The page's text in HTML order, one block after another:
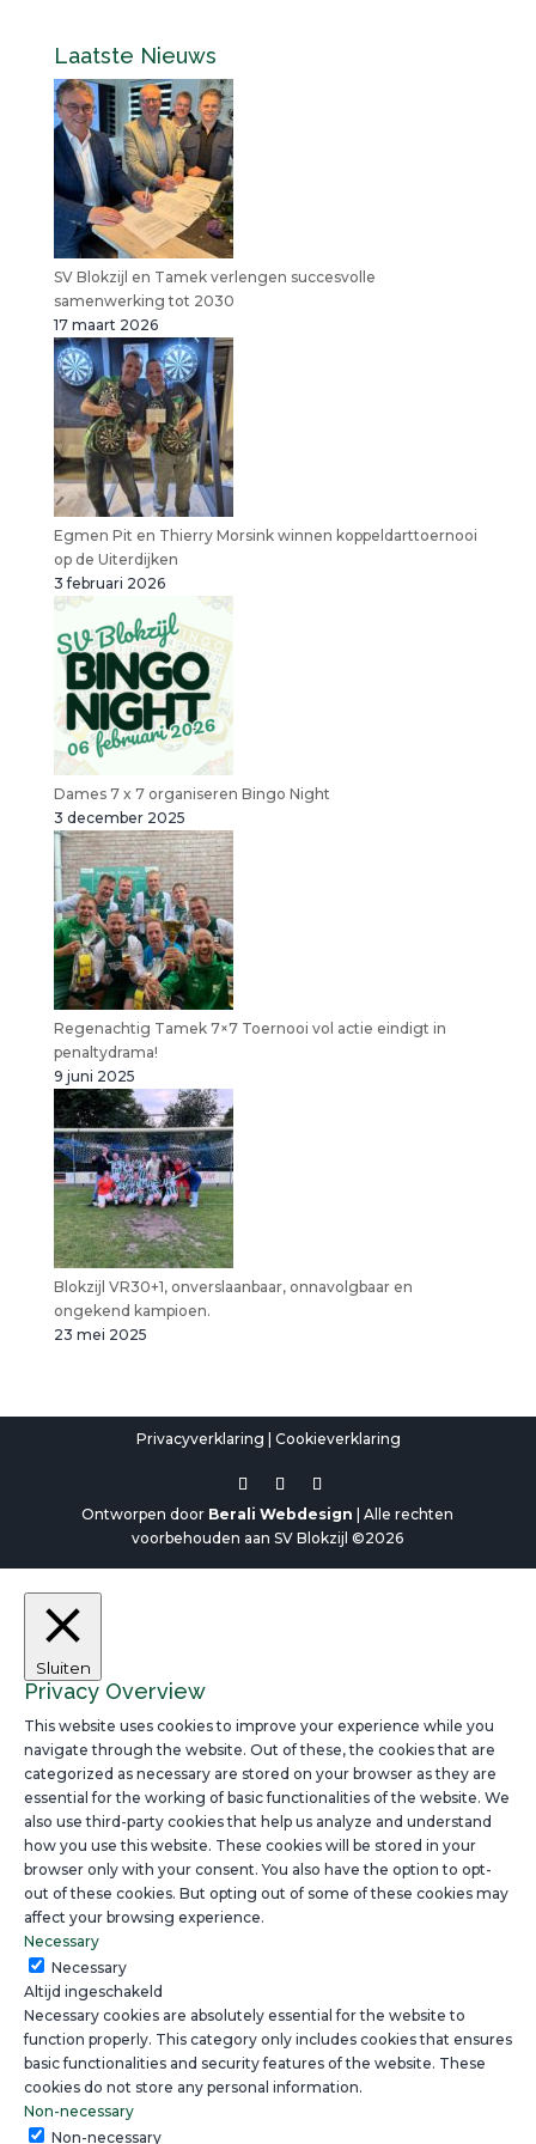
Laatste Nieuws
SV Blokzijl en Tamek verlengen succesvolle
samenwerking tot 2030
17 maart 2026
Egmen Pit en Thierry Morsink winnen koppeldarttoernooi
op de Uiterdijken
3 februari 2026
Dames 7 x 7 organiseren Bingo Night
3 december 2025
Regenachtig Tamek 7×7 Toernooi vol actie eindigt in
penaltydrama!
9 juni 2025
Blokzijl VR30+1, onverslaanbaar, onnavolgbaar en
ongekend kampioen.
23 mei 2025
Privacyverklaring Cookieverklaring
Ontworpen door Berali Webdesign | Alle rechten
voorbehouden aan SV Blokzijl ©2026
Sluiten
Privacy Overview
This website uses cookies to improve your experience while you
navigate through the website. Out of these, the cookies that are
categorized as necessary are stored on your browser as they are
essential for the working of basic functionalities of the website. We
also use third-party cookies that help us analyze and understand
how you use this website. These cookies will be stored in your
browser only with your consent. You also have the option to opt-
out of these cookies. But opting out of some of these cookies may
affect your browsing experience.
Necessary
Necessary
Altijd ingeschakeld
Necessary cookies are absolutely essential for the website to
function properly. This category only includes cookies that ensures
basic functionalities and security features of the website. These
cookies do not store any personal information.
Non-necessary
Non-necessary